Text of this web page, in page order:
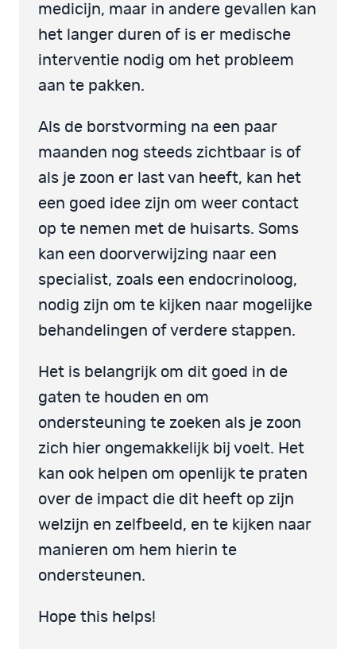
medicijn, maar in andere gevallen kan
het langer duren of is er medische
interventie nodig om het probleem
aan te pakken.
Als de borstvorming na een paar
maanden nog steeds zichtbaar is of
als je zoon er last van heeft, kan het
een goed idee zijn om weer contact
op te nemen met de huisarts. Soms
kan een doorverwijzing naar een
specialist, zoals een endocrinoloog,
nodig zijn om te kijken naar mogelijke
behandelingen of verdere stappen.
Het is belangrijk om dit goed in de
gaten te houden en om
ondersteuning te zoeken als je zoon
zich hier ongemakkelijk bij voelt. Het
kan ook helpen om openlijk te praten
over de impact die dit heeft op zijn
welzijn en zelfbeeld, en te kijken naar
manieren om hem hierin te
ondersteunen.
Hope this helps!